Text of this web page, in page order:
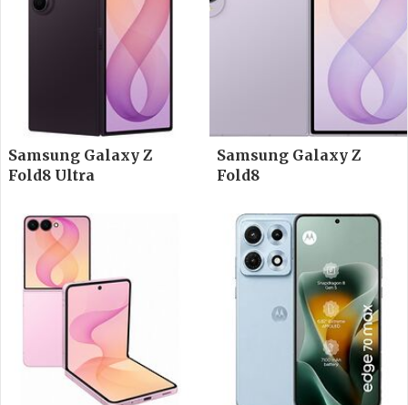
Samsung Galaxy Z
Fold8 Ultra
Samsung Galaxy Z
Fold8